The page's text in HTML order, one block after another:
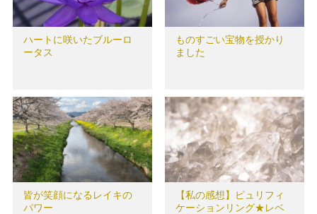
ハートに咲いたブルーロ
ータス
ものすごい宝物を授かり
ました
皆が笑顔になるレイキの
パワー
【私の感想】ピュリフィ
ケーションリング★レベ